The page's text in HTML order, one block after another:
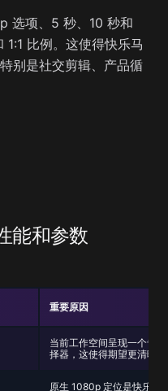
选项、5 秒、10 秒和
比例。这使得快乐马
别是社交剪辑、产品循
能和参数
重要原因
当前工作空间呈现一个专
择器，这使得期望更清晰。
原生 1080p 定位是快乐马